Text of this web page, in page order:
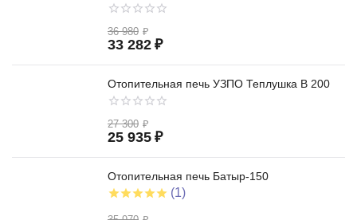
36 980 ₽
33 282 ₽
Отопительная печь УЗПО Теплушка В 200
27 300 ₽
25 935 ₽
Отопительная печь Батыр-150
(1)